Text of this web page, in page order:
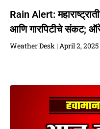
Rain Alert:
आणि गारपिटीचे संकट;
Weather Desk April 2, 2025